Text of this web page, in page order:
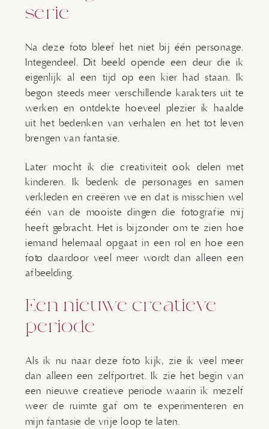
serie
Na deze foto bleef het niet bij één personage.
Integendeel. Dit beeld opende een deur die ik
eigenlijk al een tijd op een kier had staan. Ik
begon steeds meer verschillende karakters uit te
werken en ontdekte hoeveel plezier ik haalde
uit het bedenken van verhalen en het tot leven
brengen van fantasie.
Later mocht ik die creativiteit ook delen met
kinderen. Ik bedenk de personages en samen
verkleden en creëren we en dat is misschien wel
één van de mooiste dingen die fotografie mij
heeft gebracht. Het is bijzonder om te zien hoe
iemand helemaal opgaat in een rol en hoe een
foto daardoor veel meer wordt dan alleen een
afbeelding.
Een nieuwe creatieve
periode
Als ik nu naar deze foto kijk, zie ik veel meer
dan alleen een zelfportret. Ik zie het begin van
een nieuwe creatieve periode waarin ik mezelf
weer de ruimte gaf om te experimenteren en
mijn fantasie de vrije loop te laten.